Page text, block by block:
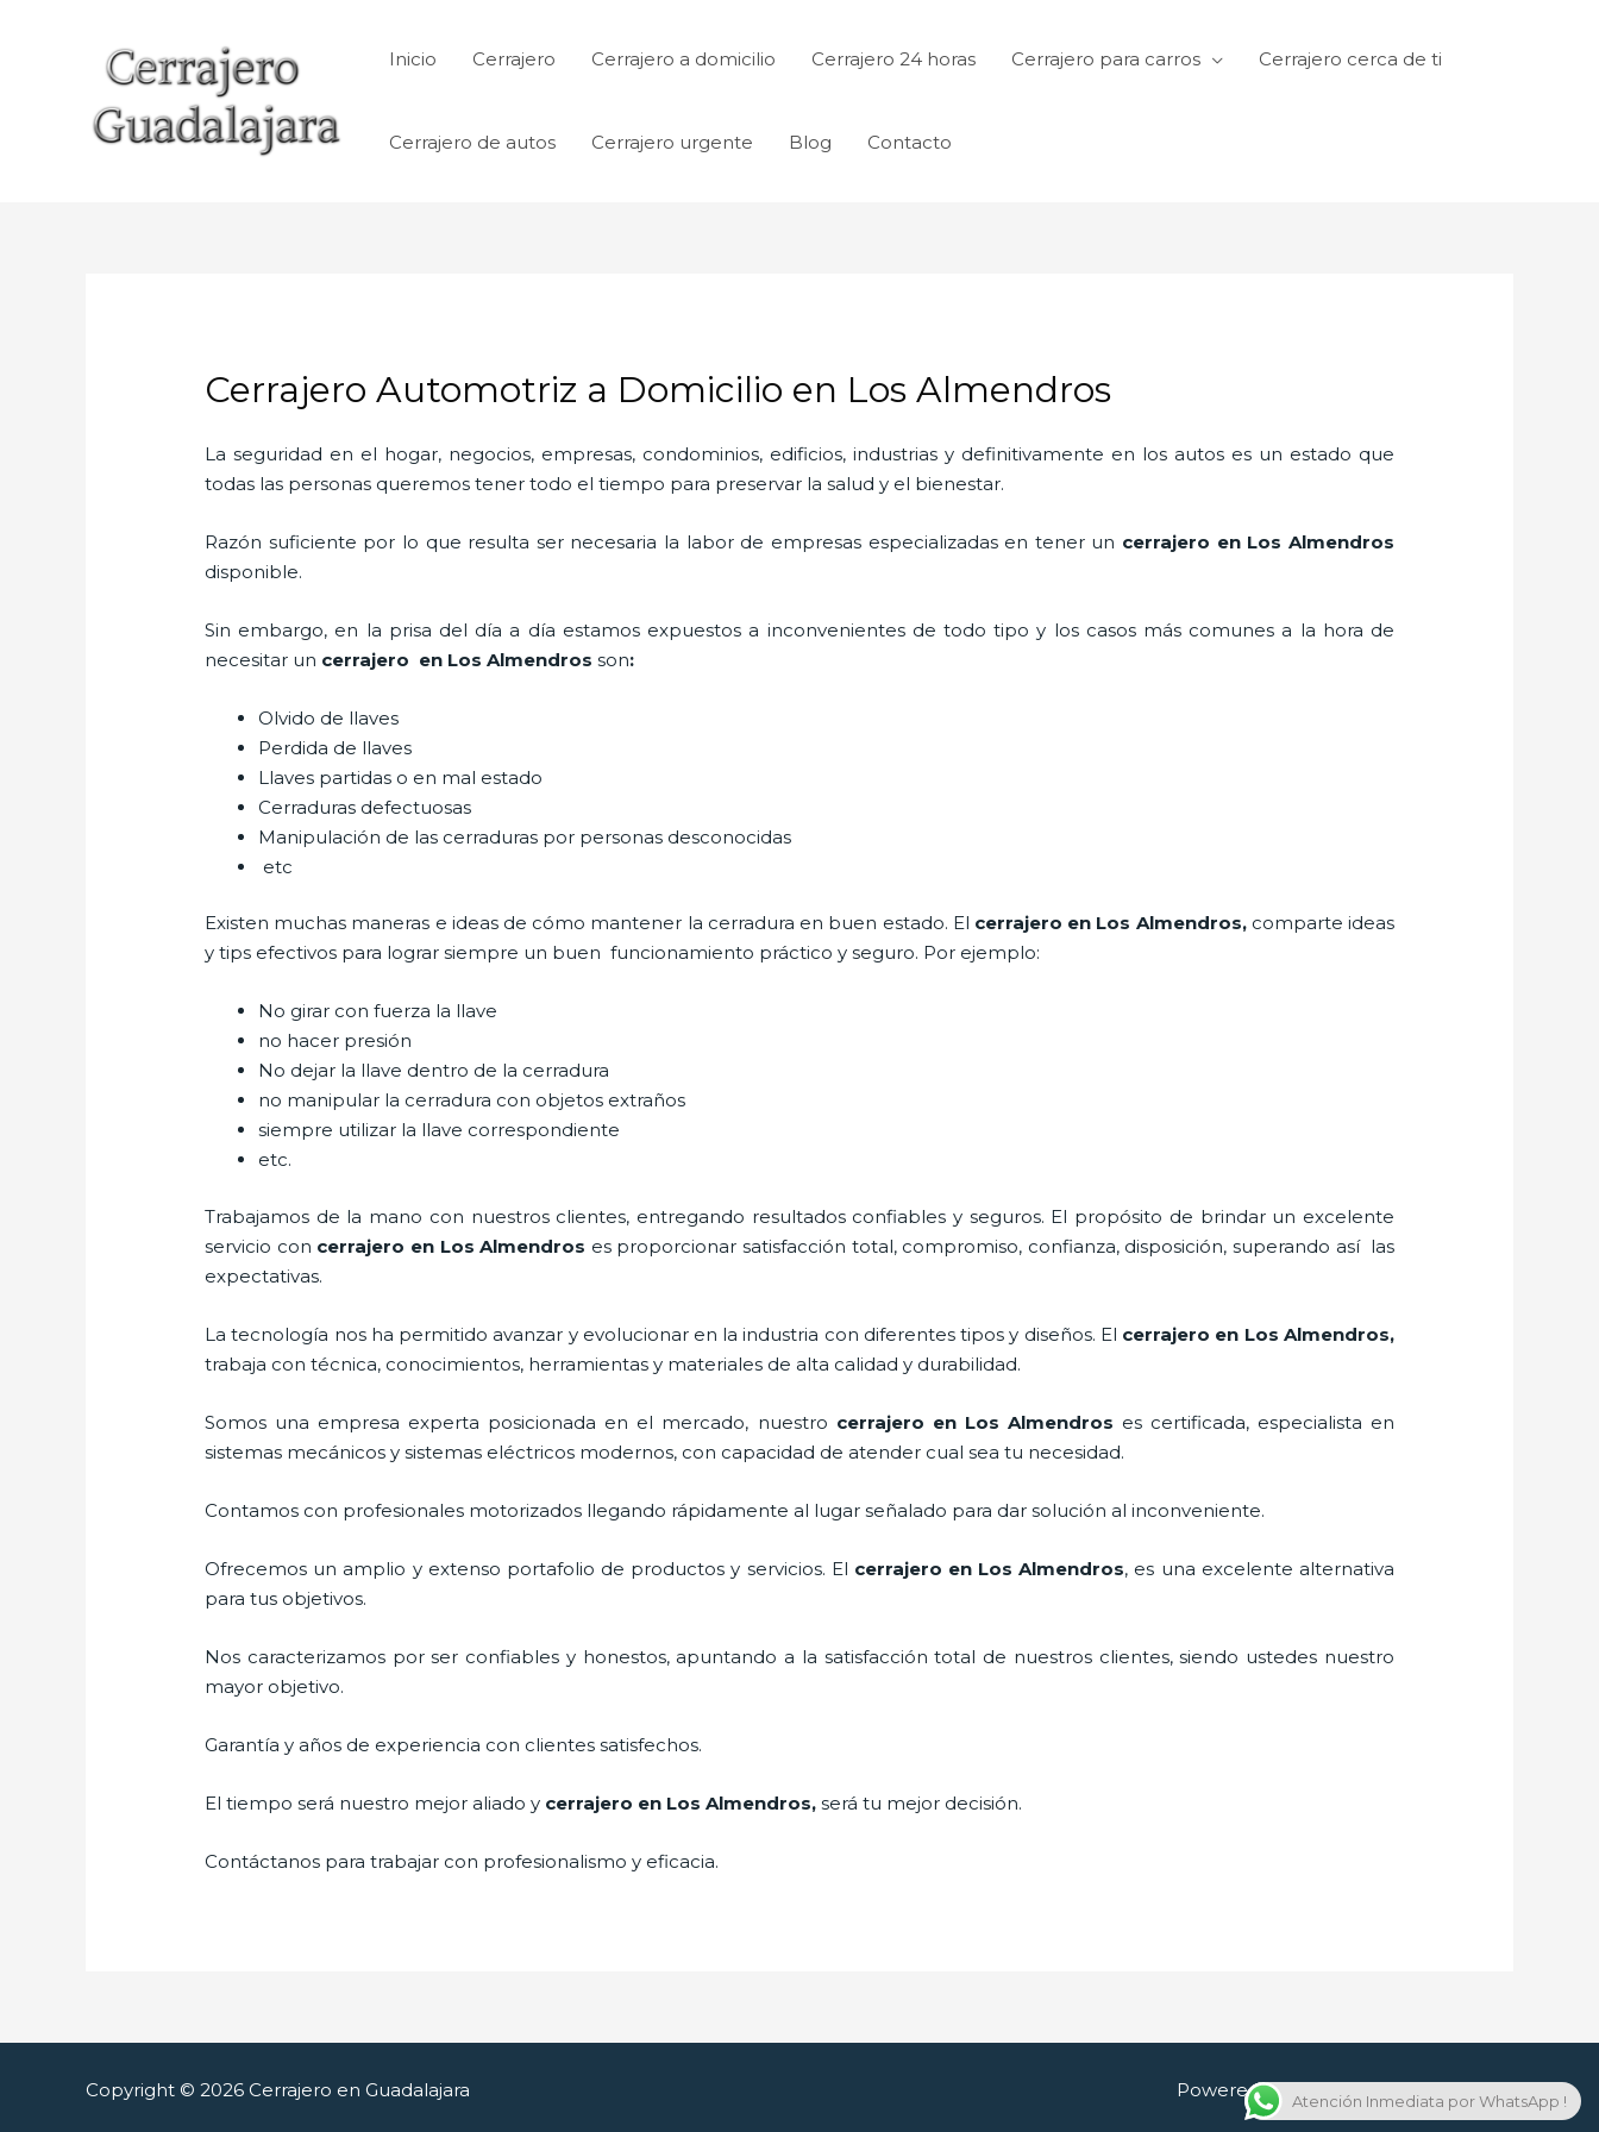
Inicio Cerrajero Cerrajero a domicilio Cerrajero 24 horas Cerrajero para carros Cerrajero cerca de ti
Cerrajero de autos Cerrajero urgente Blog Contacto
Cerrajero Automotriz a Domicilio en Los Almendros
La seguridad en el hogar, negocios, empresas, condominios, edificios, industrias y definitivamente en los autos es un estado que
todas las personas queremos tener todo el tiempo para preservar la salud y el bienestar.
Razón suficiente por lo que resulta ser necesaria la labor de empresas especializadas en tener un cerrajero en Los Almendros
disponible.
Sin embargo, en la prisa del día a día estamos expuestos a inconvenientes de todo tipo y los casos más comunes a la hora de
necesitar un cerrajero en Los Almendros son:
Olvido de llaves
Perdida de llaves
Llaves partidas o en mal estado
Cerraduras defectuosas
Manipulación de las cerraduras por personas desconocidas
etc
Existen muchas maneras e ideas de cómo mantener la cerradura en buen estado. El cerrajero en Los Almendros, comparte ideas
y tips efectivos para lograr siempre un buen funcionamiento práctico y seguro. Por ejemplo:
No girar con fuerza la llave
no hacer presión
No dejar la llave dentro de la cerradura
no manipular la cerradura con objetos extraños
siempre utilizar la llave correspondiente
etc.
Trabajamos de la mano con nuestros clientes, entregando resultados confiables y seguros. El propósito de brindar un excelente
servicio con cerrajero en Los Almendros es proporcionar satisfacción total, compromiso, confianza, disposición, superando así las
expectativas.
La tecnología nos ha permitido avanzar y evolucionar en la industria con diferentes tipos y diseños. El cerrajero en Los Almendros,
trabaja con técnica, conocimientos, herramientas y materiales de alta calidad y durabilidad.
Somos una empresa experta posicionada en el mercado, nuestro cerrajero en Los Almendros es certificada, especialista en
sistemas mecánicos y sistemas eléctricos modernos, con capacidad de atender cual sea tu necesidad.
Contamos con profesionales motorizados llegando rápidamente al lugar señalado para dar solución al inconveniente.
Ofrecemos un amplio y extenso portafolio de productos y servicios. El cerrajero en Los Almendros, es una excelente alternativa
para tus objetivos.
Nos caracterizamos por ser confiables y honestos, apuntando a la satisfacción total de nuestros clientes, siendo ustedes nuestro
mayor objetivo.
Garantía y años de experiencia con clientes satisfechos.
El tiempo será nuestro mejor aliado y cerrajero en Los Almendros,será tu mejor decisión.
Contáctanos para trabajar con profesionalismo y eficacia.
Copyright © 2026 Cerrajero en Guadalajara Powered by Cerrajero en Guadalajara
Atención Inmediata por WhatsApp !